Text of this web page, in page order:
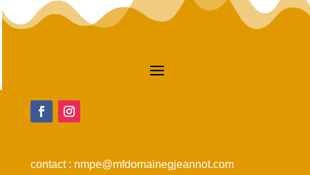
contact : nmpe@mfdomainegjeannot.com